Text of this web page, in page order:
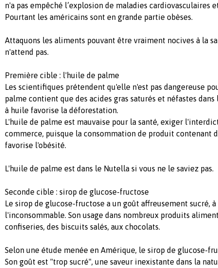
n'a pas empêché l’explosion de maladies cardiovasculaires
Pourtant les américains sont en grande partie obèses.
Attaquons les aliments pouvant être vraiment nocives à la
n'attend pas.
Première cible : l'huile de palme
Les scientifiques prétendent qu'elle n'est pas dangereuse
palme contient que des acides gras saturés et néfastes dans
à huile favorise la déforestation.
L'huile de palme est mauvaise pour la santé, exiger
commerce, puisque la consommation de produit contenant
favorise l'obésité.
L'huile de palme est dans le Nutella si vous ne le saviez pas.
Seconde cible : sirop de glucose-fructose
Le sirop de glucose-fructose a un goût affreusement sucré,
l'inconsommable. Son usage dans nombreux produits
confiseries, des biscuits salés, aux chocolats.
Selon une étude menée en Amérique, le sirop de glucose-
Son goût est "trop sucré", une saveur inexistante dans la